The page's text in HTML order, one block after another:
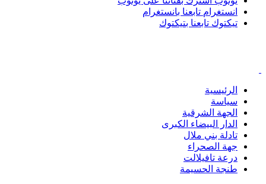
انستغرام تابعنا بانستغرام
تيكتوك تابعنا بتيكتوك
الرئيسية
سياسة
الجهة الشرقية
الدار البيضاء الكبرى
تادلة بني ملال
جهة الصحراء
درعة تافيلالت
طنجة الحسيمة